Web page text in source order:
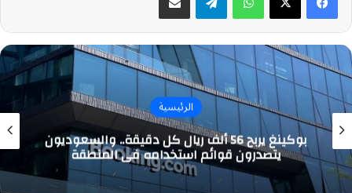
الرئيسية
بوكينغ يربح 56 ألف ريال كل دقيقة.. والسعوديون
يتصدرون قوائم استخدامه في المنطقة